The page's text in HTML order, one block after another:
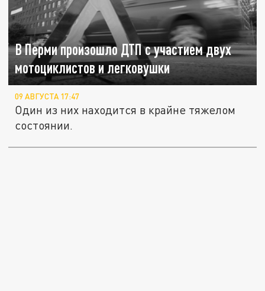
В Перми произошло ДТП с участием двух
мотоциклистов и легковушки
09 АВГУСТА 17:47
Один из них находится в крайне тяжелом
состоянии.